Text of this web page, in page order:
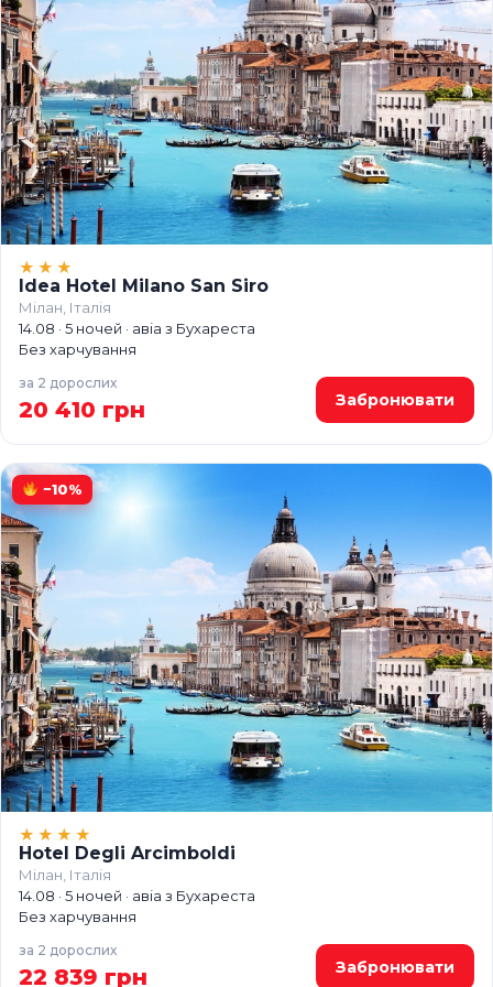
★★★
Idea Hotel Milano San Siro
Мілан, Італія
14.08 · 5 ночей · авіа з Бухареста
Без харчування
за 2 дорослих
20 410 грн Забронювати
−10%
★★★★
Hotel Degli Arcimboldi
Мілан, Італія
14.08 · 5 ночей · авіа з Бухареста
Без харчування
за 2 дорослих
22 839 грн Забронювати